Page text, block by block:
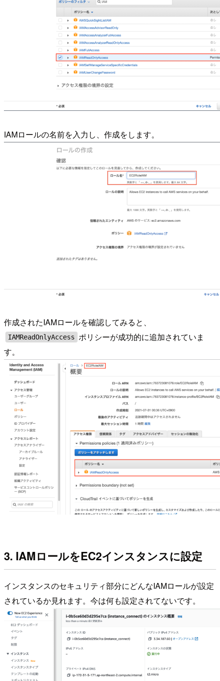
IAMロールの名前を入力し、作成をします。
作成されたIAMロールを確認してみると、
IAMReadOnlyAccess ポリシーが成功的に追加されていま
す。
3. IAMロールをEC2インスタンスに設定
インスタンスのセキュリティ部分にどんなIAMロールが設定
されているか見れます。今は何も設定されてないです。